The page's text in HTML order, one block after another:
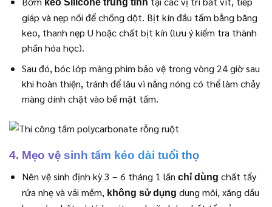
giáp và nẹp nối để chống dột. Bịt kín đầu tấm bằng băng
keo, thanh nẹp U hoặc chất bịt kín (lưu ý kiểm tra thành
phần hóa học).
Sau đó, bóc lớp màng phim bảo vệ trong vòng 24 giờ sau
khi hoàn thiện, tránh để lâu vì nắng nóng có thể làm chảy
màng dính chặt vào bề mặt tấm.
4. Mẹo vệ sinh tấm kéo dài tuổi thọ
Nên vệ sinh định kỳ 3 – 6 tháng 1 lần chỉ dùng chất tẩy
rửa nhẹ và vải mềm, không sử dụng dung môi, xăng dầu